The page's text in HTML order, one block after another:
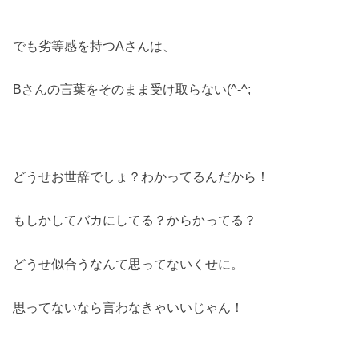
でも劣等感を持つAさんは、
Bさんの言葉をそのまま受け取らない(^-^;
どうせお世辞でしょ？わかってるんだから！
もしかしてバカにしてる？からかってる？
どうせ似合うなんて思ってないくせに。
思ってないなら言わなきゃいいじゃん！